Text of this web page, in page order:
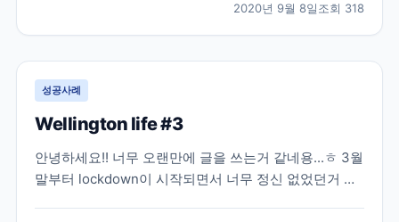
서 말을 길게 잇지 못하고.. 말이 짧아졌어ㅋㅋ한국가게
되면 정신차리고 말 길게 할게! 여기선 반말로 적...
2020년 9월 8일조회 318
성공사례
Wellington life #3
안녕하세요!! 너무 오랜만에 글을 쓰는거 같네용...ㅎ 3월
말부터 lockdown이 시작되면서 너무 정신 없었던거 같